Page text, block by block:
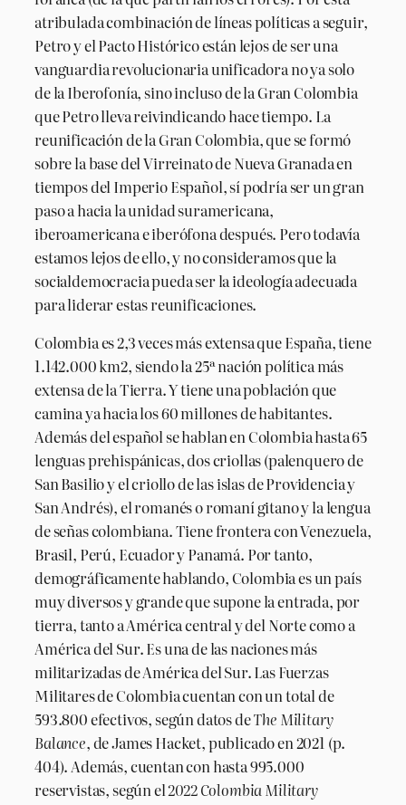
atribulada combinación de líneas políticas a seguir,
Petro y el Pacto Histórico están lejos de ser una
vanguardia revolucionaria unificadora no ya solo
de la Iberofonía, sino incluso de la Gran Colombia
que Petro lleva reivindicando hace tiempo. La
reunificación de la Gran Colombia, que se formó
sobre la base del Virreinato de Nueva Granada en
tiempos del Imperio Español, sí podría ser un gran
paso a hacia la unidad suramericana,
iberoamericana e iberófona después. Pero todavía
estamos lejos de ello, y no consideramos que la
socialdemocracia pueda ser la ideología adecuada
para liderar estas reunificaciones.
Colombia es 2,3 veces más extensa que España, tiene
1.142.000 km2, siendo la 25ª nación política más
extensa de la Tierra. Y tiene una población que
camina ya hacia los 60 millones de habitantes.
Además del español se hablan en Colombia hasta 65
lenguas prehispánicas, dos criollas (palenquero de
San Basilio y el criollo de las islas de Providencia y
San Andrés), el romanés o romaní gitano y la lengua
de señas colombiana. Tiene frontera con Venezuela,
Brasil, Perú, Ecuador y Panamá. Por tanto,
demográficamente hablando, Colombia es un país
muy diversos y grande que supone la entrada, por
tierra, tanto a América central y del Norte como a
América del Sur. Es una de las naciones más
militarizadas de América del Sur. Las Fuerzas
Militares de Colombia cuentan con un total de
593.800 efectivos, según datos deThe Military
Balance, de James Hacket, publicado en 2021 (p.
404). Además, cuentan con hasta 995.000
reservistas, según el2022 Colombia Military